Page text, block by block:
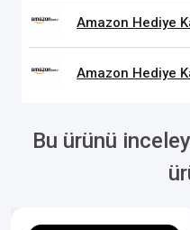
Amazon Hediye
Amazon Hediye
Bu ürünü